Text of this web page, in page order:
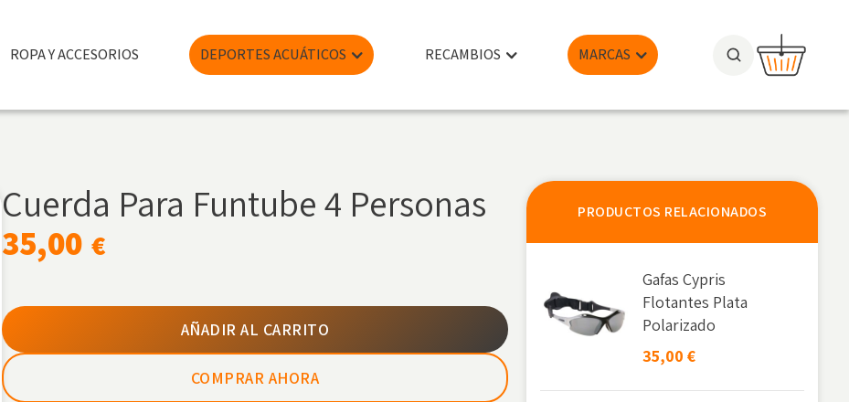
ROPA Y ACCESORIOS DEPORTES ACUÁTICOS RECAMBIOS MARCAS
Cuerda Para Funtube 4 Personas
35,00 €
AÑADIR AL CARRITO
COMPRAR AHORA
PRODUCTOS RELACIONADOS
Gafas Cypris
Flotantes Plata
Polarizado
35,00€